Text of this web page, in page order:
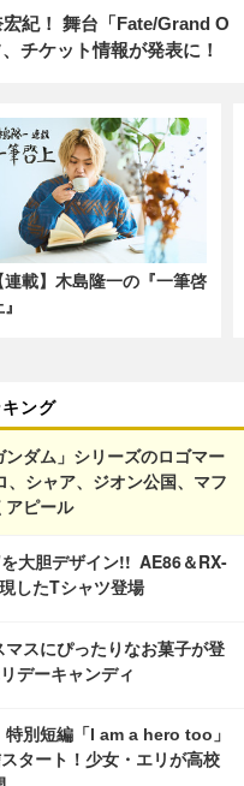
紀！ 舞台「Fate/Grand O
チケット情報が発表に！
連載】木島隆一の『一筆啓
』
ング
ダム」シリーズのロゴマー
シャア、ジオン公国、マフ
アピール
を大胆デザイン!! AE86＆RX-
したTシャツ登場
マスにぴったりなお菓子が登
デーキャンディ
特別短編「I am a hero too」
タート！少女・エリが高校